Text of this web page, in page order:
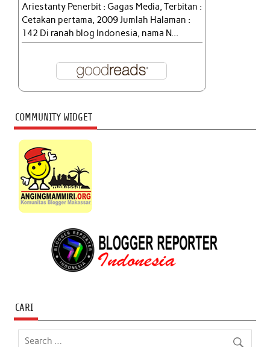
Ariestanty Penerbit : Gagas Media, Terbitan :
Cetakan pertama, 2009 Jumlah Halaman :
142 Di ranah blog Indonesia, nama N...
COMMUNITY WIDGET
CARI